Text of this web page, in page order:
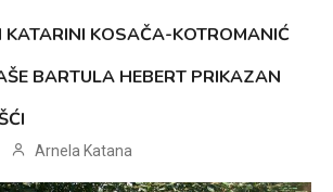
KATARINI KOSAČA-KOTROMANIĆ
BARTULA HEBERT PRIKAZAN
Arnela Katana